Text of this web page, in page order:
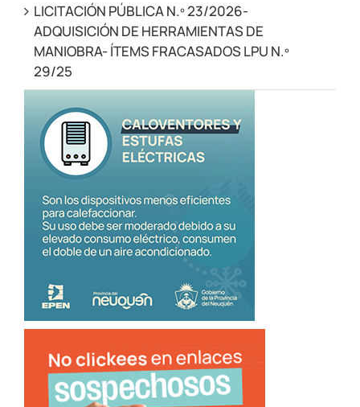
LICITACIÓN PÚBLICA N.º 23/2026-
ADQUISICIÓN DE HERRAMIENTAS DE
MANIOBRA- ÍTEMS FRACASADOS LPU N.º
29/25